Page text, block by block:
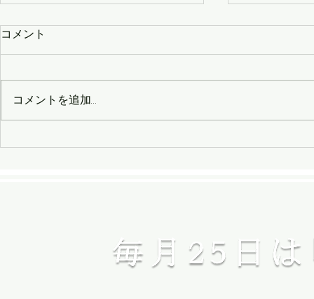
会津ラーメン祭り2018
コメント
コメントを追加…